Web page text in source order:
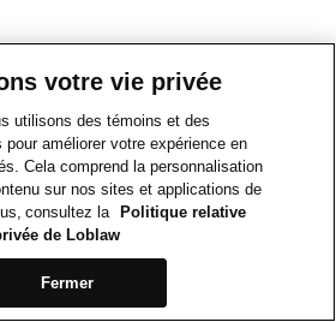
votre vie privée
utilisons des témoins et des
améliorer votre expérience en
Cela comprend la personnalisation
sur nos sites et applications de
consultez la
Politique relative
de Loblaw
Fermer